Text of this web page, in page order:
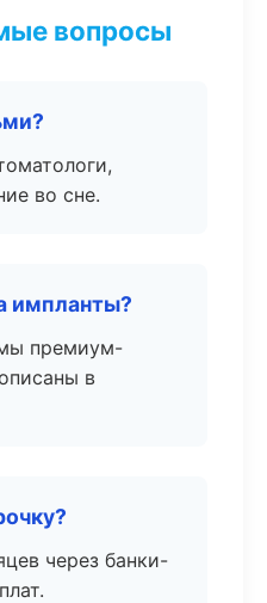
вопросы
во сне.
импланты?
премиум-
в
через банки-